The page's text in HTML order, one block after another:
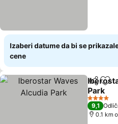
Izaberi datume da bi se
cene
Deli
Park
4 Zvezdice
9,1
0.1 km